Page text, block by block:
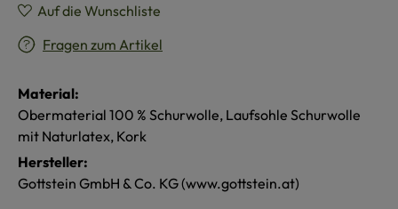
Auf die Wunschliste
Fragen zum Artikel
Material:
Obermaterial 100 % Schurwolle, Laufsohle Schurwolle
mit Naturlatex, Kork
Hersteller:
Gottstein GmbH & Co. KG (www.gottstein.at)